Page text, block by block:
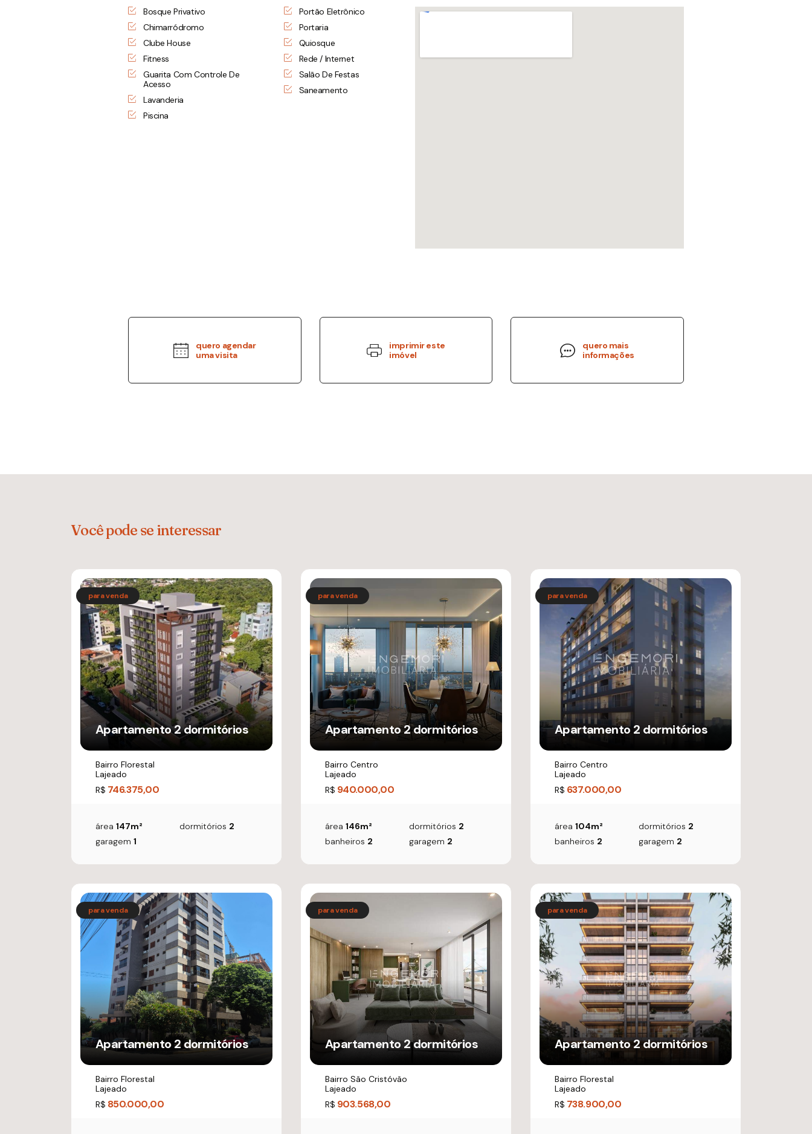
Bosque Privativo
Chimarródromo
Clube House
Fitness
Guarita Com Controle De
Acesso
Lavanderia
Piscina
Portão Eletrônico
Portaria
Quiosque
Rede / Internet
Salão De Festas
Saneamento
quero agendar
uma visita
imprimir este
imóvel
quero mais
informações
Você pode se interessar
Apartamento 2 dormitórios
Bairro Florestal
Lajeado
R$ 746.375,00
área 147m² dormitórios 2
garagem 1
Apartamento 2 dormitórios
Bairro Centro
Lajeado
R$ 940.000,00
área 146m² dormitórios 2
banheiros 2 garagem 2
Apartamento 2 dormitórios
Bairro Centro
Lajeado
R$ 637.000,00
área 104m² dormitórios 2
banheiros 2 garagem 2
Apartamento 2 dormitórios
Bairro Florestal
Lajeado
R$ 850.000,00
Apartamento 2 dormitórios
Bairro São Cristóvão
Lajeado
R$ 903.568,00
Apartamento 2 dormitórios
Bairro Florestal
Lajeado
R$ 738.900,00